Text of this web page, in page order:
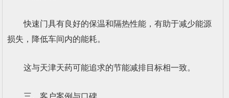
快速门具有良好的保温和隔热性能，有助于减少能源
损失，降低车间内的能耗。
这与天津天药可能追求的节能减排目标相一致。
三、客户案例与口碑